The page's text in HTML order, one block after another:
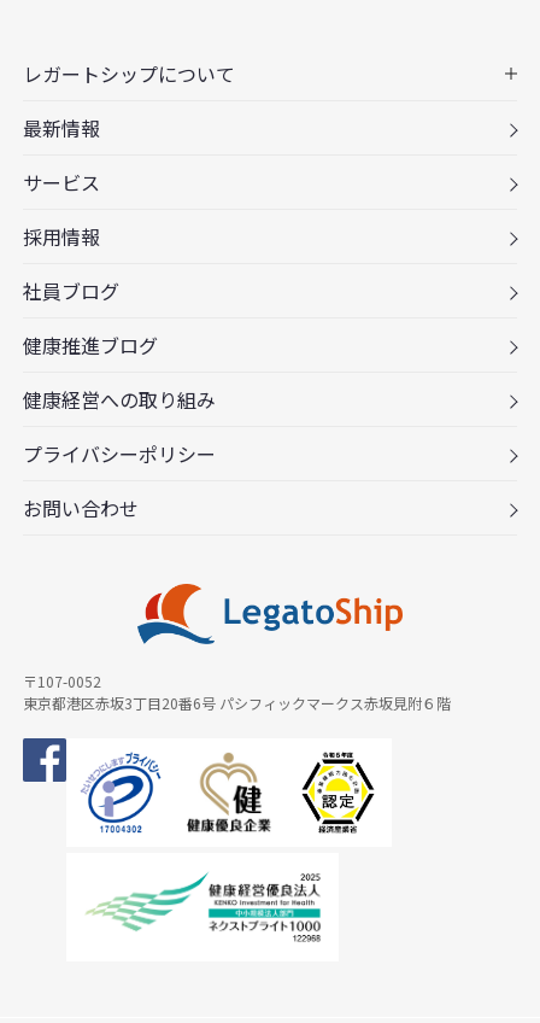
〒107-0052
東京都港区赤坂3丁目20番6号 パシフィックマークス赤坂見附６階
レガートシップについて
最新情報
サービス
採用情報
社員ブログ
健康推進ブログ
健康経営への取り組み
プライバシーポリシー
お問い合わせ